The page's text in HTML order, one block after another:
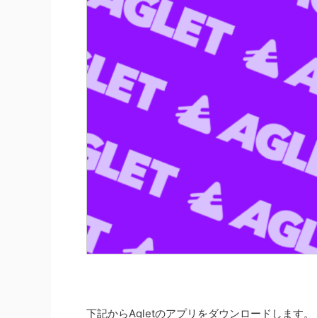
下記からAgletのアプリをダウンロードします。